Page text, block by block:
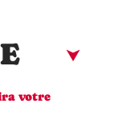
votre